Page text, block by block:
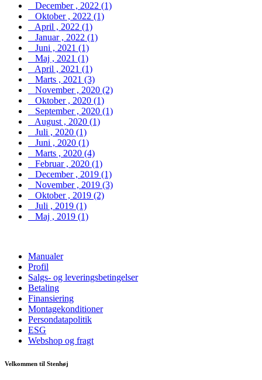
December , 2022 (1)
Oktober , 2022 (1)
April , 2022 (1)
Januar , 2022 (1)
Juni , 2021 (1)
Maj , 2021 (1)
April , 2021 (1)
Marts , 2021 (3)
November , 2020 (2)
Oktober , 2020 (1)
September , 2020 (1)
August , 2020 (1)
Juli , 2020 (1)
Juni , 2020 (1)
Marts , 2020 (4)
Februar , 2020 (1)
December , 2019 (1)
November , 2019 (3)
Oktober , 2019 (2)
Juli , 2019 (1)
Maj , 2019 (1)
Manualer
Profil
Salgs- og leveringsbetingelser
Betaling
Finansiering
Montagekonditioner
Persondatapolitik
ESG
Webshop og fragt
Velkommen til Stenhøj